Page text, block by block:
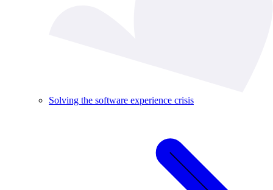
Solving the software experience crisis